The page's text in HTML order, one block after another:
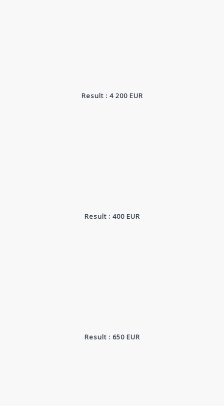
Result : 4 200 EUR
Result : 400 EUR
Result : 650 EUR